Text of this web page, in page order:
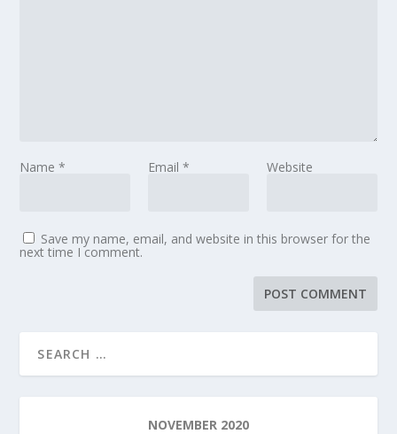
Name* Email * Website
Save my name, email, and website in this browser for the
next time I comment.
NOVEMBER 2020